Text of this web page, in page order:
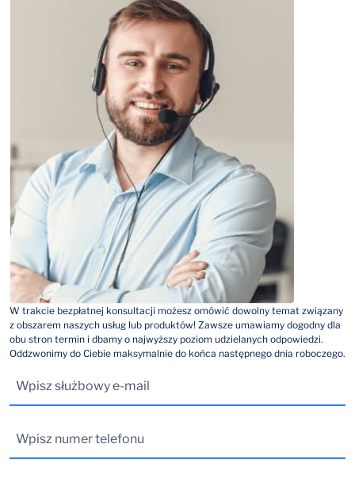
W trakcie bezpłatnej konsultacji możesz omówić dowolny temat związany
z obszarem naszych usług lub produktów! Zawsze umawiamy dogodny dla
obu stron termin i dbamy o najwyższy poziom udzielanych odpowiedzi.
Oddzwonimy do Ciebie maksymalnie do końca następnego dnia roboczego.